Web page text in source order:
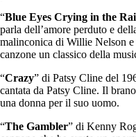
“Blue Eyes Crying in the
parla dell’amore perduto e
malinconica di Willie Nelson e
canzone un classico della
“Crazy” di Patsy Cline del
cantata da Patsy Cline. Il
una donna per il suo uomo.
“The Gambler” di Kenny